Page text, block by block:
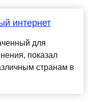
интернет
для
показал
странам в